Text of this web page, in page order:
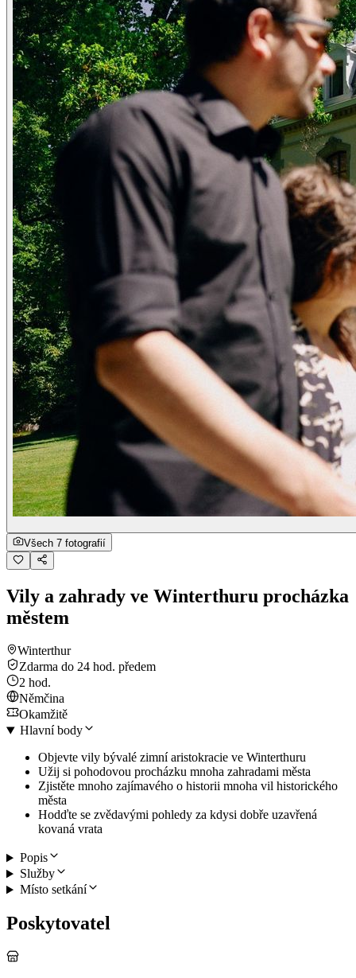
Všech 7 fotografií
Vily a zahrady ve Winterthuru procházka
městem
Winterthur
Zdarma do 24 hod. předem
2 hod.
Němčina
Okamžitě
Hlavní body
Objevte vily bývalé zimní aristokracie ve Winterthuru
Užij si pohodovou procházku mnoha zahradami města
Zjistěte mnoho zajímavého o historii mnoha vil historického
města
Hodďte se zvědavými pohledy za kdysi dobře uzavřená
kovaná vrata
Popis
Služby
Místo setkání
Poskytovatel